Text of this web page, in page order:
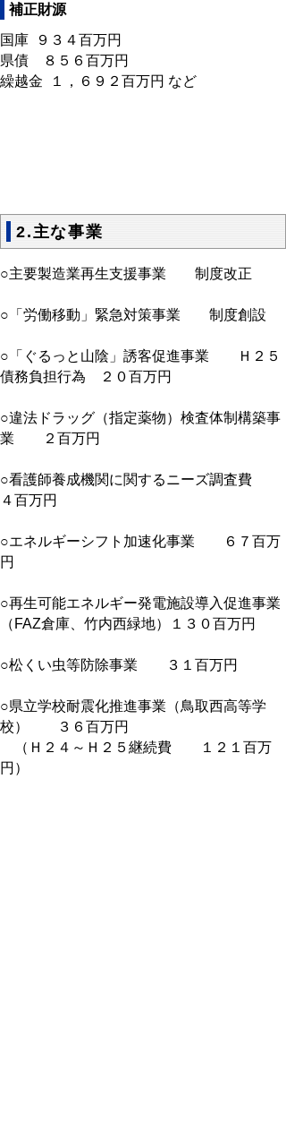
補正財源
国庫 ９３４百万円
県債 ８５６百万円
繰越金 １，６９２百万円 など
2.主な事業
○主要製造業再生支援事業 制度改正
○「労働移動」緊急対策事業 制度創設
○「ぐるっと山陰」誘客促進事業 Ｈ２５
債務負担行為 ２０百万円
○違法ドラッグ（指定薬物）検査体制構築事
業 ２百万円
○看護師養成機関に関するニーズ調査費
４百万円
○エネルギーシフト加速化事業 ６７百万
円
○再生可能エネルギー発電施設導入促進事業
（FAZ倉庫、竹内西緑地）１３０百万円
○松くい虫等防除事業 ３１百万円
○県立学校耐震化推進事業（鳥取西高等学
校） ３６百万円
（Ｈ２４～Ｈ２５継続費 １２１百万
円）